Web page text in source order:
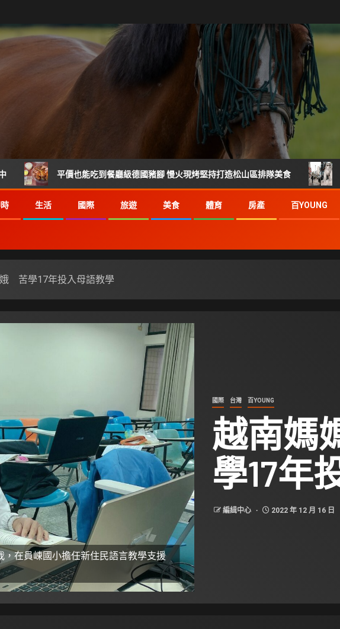
平價也能吃到餐廳級德國豬腳 慢火現烤堅持打造松山區排隊美食 倒數27天
生活 國際 旅遊 美食 體育 房產 百YOUNG
苦學17年投入母語教學
在員崠國小擔任新住民語言教學支援
國際 台灣 百YOUNG
越南媽
學17年
編緝中心 2022 年 12 月 16 日